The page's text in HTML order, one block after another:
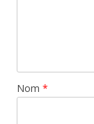
Nom *